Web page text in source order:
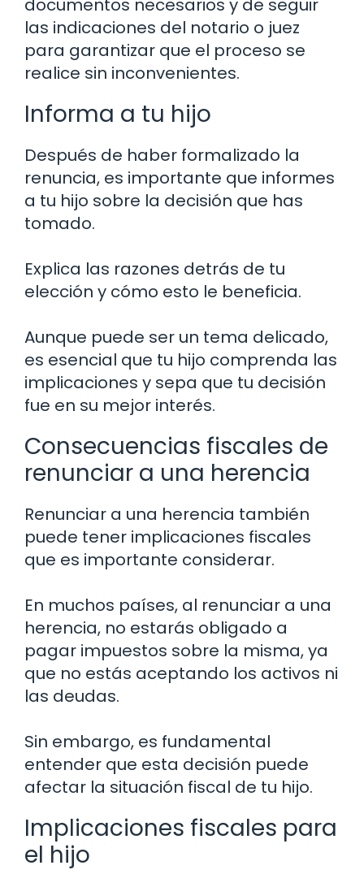
documentos necesarios y de seguir
las indicaciones del notario o juez
para garantizar que el proceso se
realice sin inconvenientes.
Informa a tu hijo
Después de haber formalizado la
renuncia, es importante que informes
a tu hijo sobre la decisión que has
tomado.
Explica las razones detrás de tu
elección y cómo esto le beneficia.
Aunque puede ser un tema delicado,
es esencial que tu hijo comprenda las
implicaciones y sepa que tu decisión
fue en su mejor interés.
Consecuencias fiscales de
renunciar a una herencia
Renunciar a una herencia también
puede tener implicaciones fiscales
que es importante considerar.
En muchos países, al renunciar a una
herencia, no estarás obligado a
pagar impuestos sobre la misma, ya
que no estás aceptando los activos ni
las deudas.
Sin embargo, es fundamental
entender que esta decisión puede
afectar la situación fiscal de tu hijo.
Implicaciones fiscales para
el hijo